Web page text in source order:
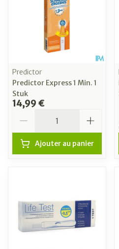
Predictor
Predictor Express 1 Min. 1
Stuk
14,99 €
Ajouter au panier